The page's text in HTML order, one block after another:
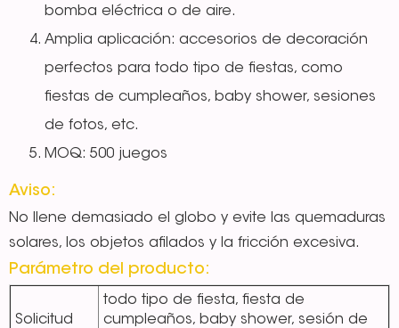
bomba eléctrica o de aire.
Amplia aplicación: accesorios de decoración
perfectos para todo tipo de fiestas, como
fiestas de cumpleaños, baby shower, sesiones
de fotos, etc.
MOQ: 500 juegos
Aviso:
No llene demasiado el globo y evite las quemaduras
solares, los objetos afilados y la fricción excesiva.
Parámetro del producto:
Solicitud
todo tipo de fiesta, fiesta de
cumpleaños, baby shower, sesión de